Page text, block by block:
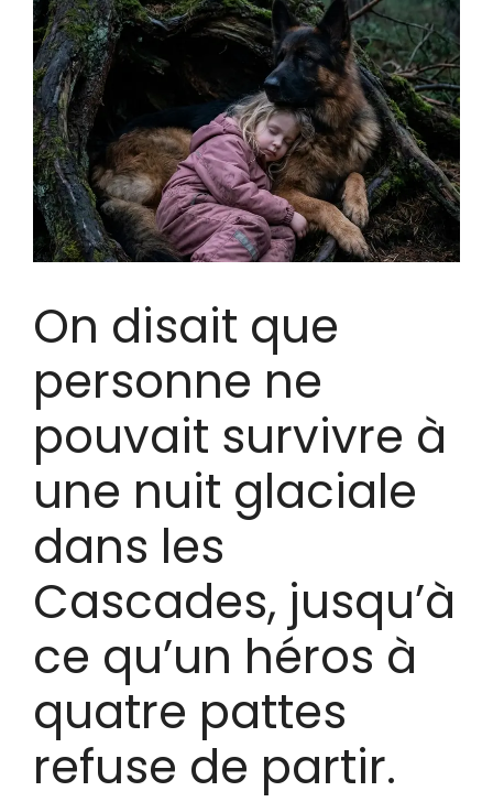
On disait que
personne ne
pouvait survivre à
une nuit glaciale
dans les
Cascades, jusqu’à
ce qu’un héros à
quatre pattes
refuse de partir.